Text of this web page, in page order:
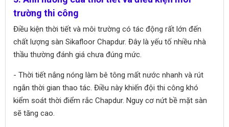
trường thi công
Điều kiện thời tiết và môi trường có tác động rất lớn đến
chất lượng sàn Sikafloor Chapdur. Đây là yếu tố nhiều nhà
thầu thường đánh giá chưa đúng mức.
- Thời tiết nắng nóng làm bê tông mất nước nhanh và rút
ngắn thời gian thao tác. Điều này khiến đội thi công khó
kiểm soát thời điểm rắc Chapdur. Nguy cơ nứt bề mặt sàn
sẽ tăng cao.